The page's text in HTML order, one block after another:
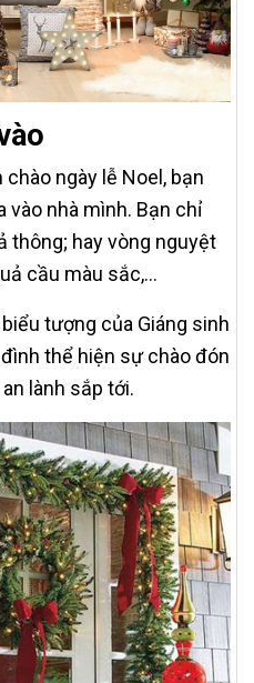
ngày lễ Noel, bạn
vào nhà mình. Bạn chỉ
thông; hay vòng nguyệt
cầu màu sắc,…
tượng của Giáng sinh
thể hiện sự chào đón
lành sắp tới.